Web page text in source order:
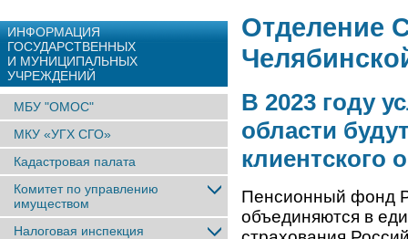
ИНФОРМАЦИЯ
ГОСУДАРСТВЕННЫХ
И МУНИЦИПАЛЬНЫХ
УЧРЕЖДЕНИЙ
МБУ "ОМОС"
МКУ «УГХ СГО»
Кадастровая палата
Комитет по управлению
имуществом
Налоговая инспекция
Отделение
В 2023 году
области
клиентского
Пенсионный фонд
объединяются в